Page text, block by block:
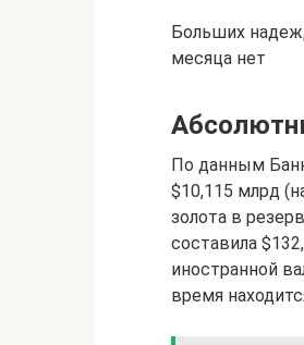
Больших
месяца нет
По данным
$10,115 млрд
золота в
составила
иностранной
время